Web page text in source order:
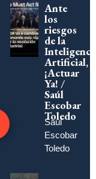
Ante
los
riesgos
de la
Artificial,
¡Actuar
Ya! /
Saúl
Escobar
Toledo
Saúl
Escobar
Toledo